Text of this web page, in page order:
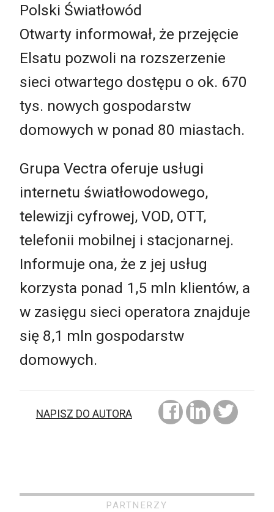
Polski Światłowód
Otwarty informował, że przejęcie
Elsatu pozwoli na rozszerzenie
sieci otwartego dostępu o ok. 670
tys. nowych gospodarstw
domowych w ponad 80 miastach.
Grupa Vectra oferuje usługi
internetu światłowodowego,
telewizji cyfrowej, VOD, OTT,
telefonii mobilnej i stacjonarnej.
Informuje ona, że z jej usług
korzysta ponad 1,5 mln klientów, a
w zasięgu sieci operatora znajduje
się 8,1 mln gospodarstw
domowych.
NAPISZ DO AUTORA
PARTNERZY